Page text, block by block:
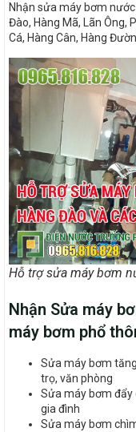
Nhận sửa máy bơm
Đào, Hàng Mã, Lãn Ông,
Cá, Hàng Cân, Hàng
Hỗ trợ sửa máy bơm
Nhận Sửa máy
máy bơm phổ
Sửa máy bơm
trọ, văn phòng
Sửa máy bơm đẩy
gia đình
Sửa máy bơm